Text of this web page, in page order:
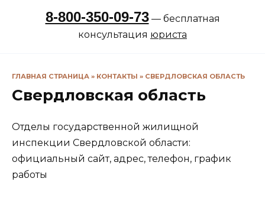
8-800-350-09-73— бесплатная
консультация юриста
ГЛАВНАЯ СТРАНИЦА » КОНТАКТЫ » СВЕРДЛОВСКАЯ ОБЛАСТЬ
Свердловская область
Отделы государственной жилищной
инспекции Свердловской области:
официальный сайт, адрес, телефон, график
работы